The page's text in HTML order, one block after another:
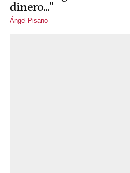
dinero..."
Ángel Pisano